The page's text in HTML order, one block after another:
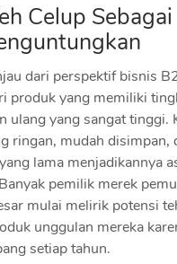
Celup
dari perspektif bisnis
produk yang memiliki
ulang yang sangat tinggi.
ringan, mudah disimpan,
lama menjadikannya
pemilik merek
mulai melirik potensi
unggulan mereka
setiap tahun.